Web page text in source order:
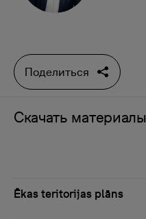
Поделиться
Скачать материалы
Ēkas teritorijas plāns